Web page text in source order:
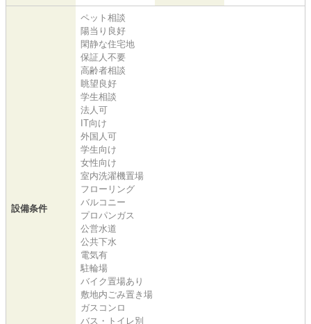
設備条件
ペット相談
陽当り良好
閑静な住宅地
保証人不要
高齢者相談
眺望良好
学生相談
法人可
IT向け
外国人可
学生向け
女性向け
室内洗濯機置場
フローリング
バルコニー
プロパンガス
公営水道
公共下水
電気有
駐輪場
バイク置場あり
敷地内ごみ置き場
ガスコンロ
バス・トイレ別